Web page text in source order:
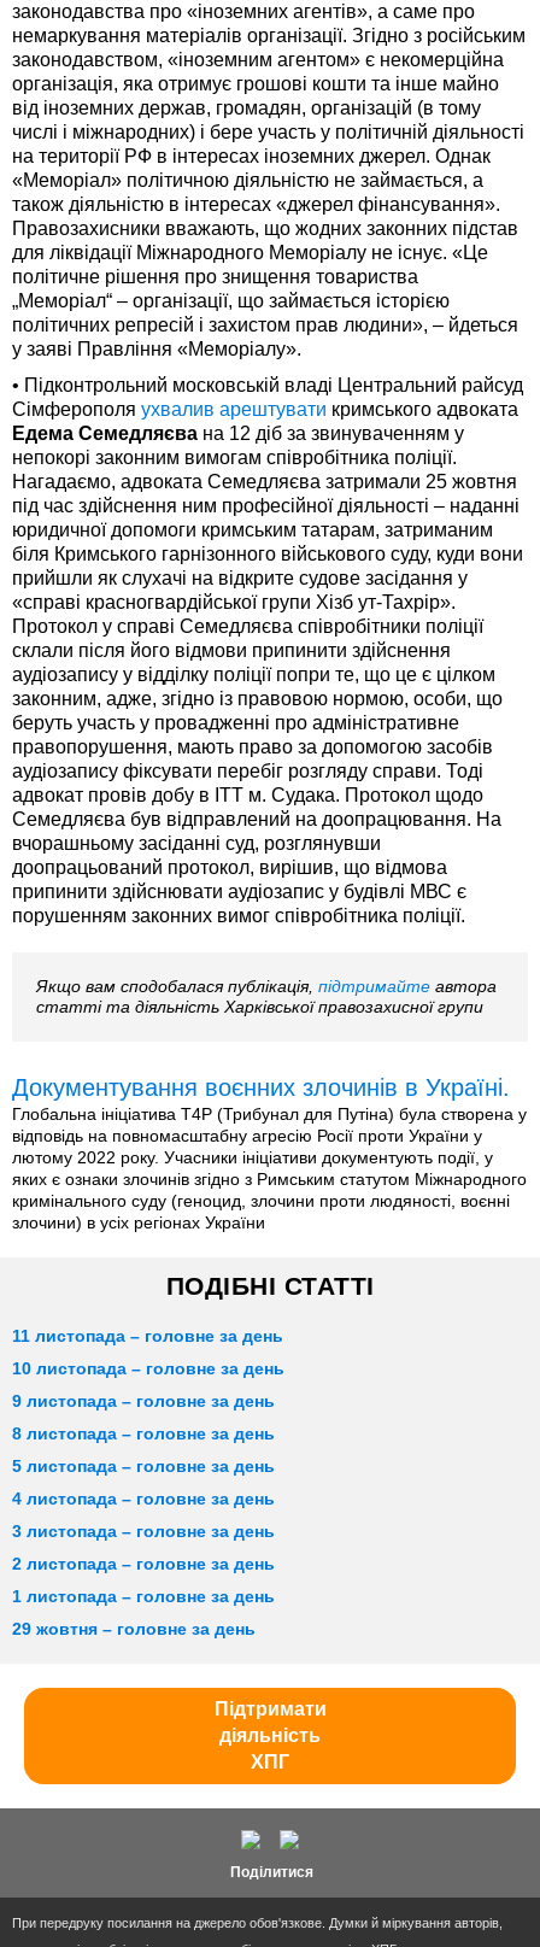
законодавства про «іноземних агентів», а саме про
немаркування матеріалів організації. Згідно з російським
законодавством, «іноземним агентом» є некомерційна
організація, яка отримує грошові кошти та інше майно
від іноземних держав, громадян, організацій (в тому
числі і міжнародних) і бере участь у політичній діяльності
на території РФ в інтересах іноземних джерел. Однак
«Меморіал» політичною діяльністю не займається, а
також діяльністю в інтересах «джерел фінансування».
Правозахисники вважають, що жодних законних підстав
для ліквідації Міжнародного Меморіалу не існує. «Це
політичне рішення про знищення товариства
„Меморіал“ – організації, що займається історією
політичних репресій і захистом прав людини», – йдеться
у заяві Правління «Меморіалу».
• Підконтрольний московській владі Центральний райсуд
Сімферополя ухвалив арештувати кримського адвоката
Едема Семедляєва на 12 діб за звинуваченням у
непокорі законним вимогам співробітника поліції.
Нагадаємо, адвоката Семедляєва затримали 25 жовтня
під час здійснення ним професійної діяльності – наданні
юридичної допомоги кримським татарам, затриманим
біля Кримського гарнізонного військового суду, куди вони
прийшли як слухачі на відкрите судове засідання у
«справі красногвардійської групи Хізб ут-Тахрір».
Протокол у справі Семедляєва співробітники поліції
склали після його відмови припинити здійснення
аудіозапису у відділку поліції попри те, що це є цілком
законним, адже, згідно із правовою нормою, особи, що
беруть участь у провадженні про адміністративне
правопорушення, мають право за допомогою засобів
аудіозапису фіксувати перебіг розгляду справи. Тоді
адвокат провів добу в ІТТ м. Судака. Протокол щодо
Семедляєва був відправлений на доопрацювання. На
вчорашньому засіданні суд, розглянувши
доопрацьований протокол, вирішив, що відмова
припинити здійснювати аудіозапис у будівлі МВС є
порушенням законних вимог співробітника поліції.
Якщо вам сподобалася публікація, підтримайте автора
статті та діяльність Харківської правозахисної групи
Документування воєнних злочинів в Україні.
Глобальна ініціатива T4P (Трибунал для Путіна) була створена у
відповідь на повномасштабну агресію Росії проти України у
лютому 2022 року. Учасники ініціативи документують події, у
яких є ознаки злочинів згідно з Римським статутом Міжнародного
кримінального суду (геноцид, злочини проти людяності, воєнні
злочини) в усіх регіонах України
ПОДІБНІ СТАТТІ
11 листопада – головне за день
10 листопада – головне за день
9 листопада – головне за день
8 листопада – головне за день
5 листопада – головне за день
4 листопада – головне за день
3 листопада – головне за день
2 листопада – головне за день
1 листопада – головне за день
29 жовтня – головне за день
Підтримати
діяльність
ХПГ
Поділитися
При передруку посилання на джерело обов'язкове. Думки й міркування авторів,